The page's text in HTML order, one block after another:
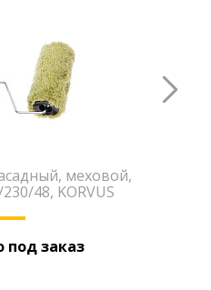
меховой,
48, KORVUS
под заказ